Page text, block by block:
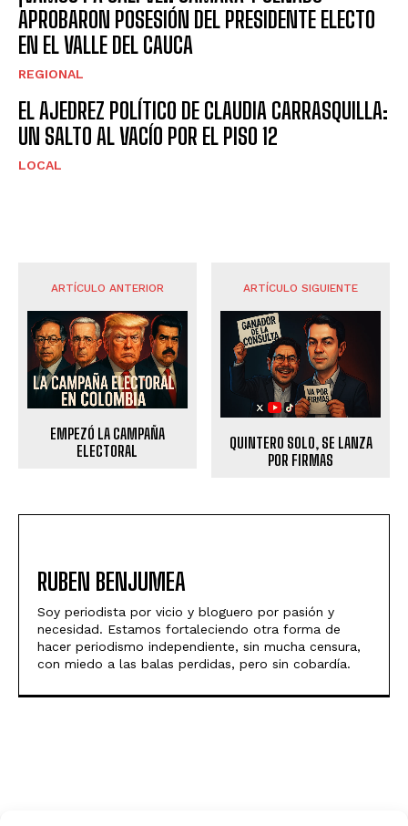
APROBARON POSESIÓN DEL PRESIDENTE ELECTO
EN EL VALLE DEL CAUCA
REGIONAL
EL AJEDREZ POLÍTICO DE CLAUDIA CARRASQUILLA:
UN SALTO AL VACÍO POR EL PISO 12
LOCAL
ARTÍCULO ANTERIOR
EMPEZÓ LA CAMPAÑA
ELECTORAL
ARTÍCULO SIGUIENTE
QUINTERO SOLO, SE LANZA
POR FIRMAS
RUBEN BENJUMEA
Soy periodista por vicio y bloguero por pasión y
necesidad. Estamos fortaleciendo otra forma de
hacer periodismo independiente, sin mucha censura,
con miedo a las balas perdidas, pero sin cobardía.